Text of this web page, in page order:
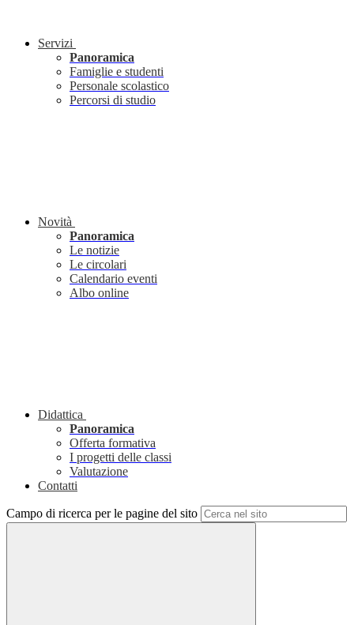
Servizi
Panoramica
Famiglie e studenti
Personale scolastico
Percorsi di studio
Novità
Panoramica
Le notizie
Le circolari
Calendario eventi
Albo online
Didattica
Panoramica
Offerta formativa
I progetti delle classi
Valutazione
Contatti
Campo di ricerca per le pagine del sito